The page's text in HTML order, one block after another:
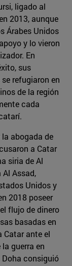
ligado al
2013, aunque
Árabes Unidos
y lo vieron
En
sus
refugiaron en
de la región
cada
abogada de
a Catar
siria de Al
Assad,
Unidos y
2018 poseer
flujo de dinero
basadas en
Catar ante el
guerra en
Doha consiguió